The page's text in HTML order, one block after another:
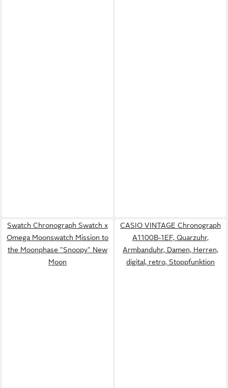
Swatch Chronograph Swatch x
Omega Moonswatch Mission to
the Moonphase "Snoopy" New
Moon
CASIO VINTAGE Chronograph
A1100B-1EF, Quarzuhr,
Armbanduhr, Damen, Herren,
digital, retro, Stoppfunktion